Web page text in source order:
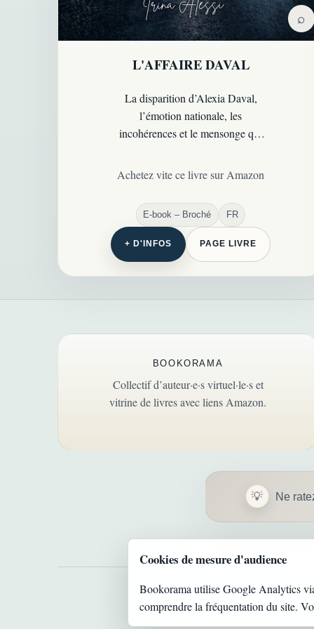
⌕
L'AFFAIRE DAVAL
La disparition d’Alexia Daval,
l’émotion nationale, les
incohérences et le mensonge qui
médiatique en dossier criminel
Achetez vite ce livre sur Amazon
E-book – Broché FR
+ D'INFOS PAGE LIVRE
Cookies de mesure d'audience
Bookorama utilise Google Analytics
comprendre la fréquentation du site.
BOOKORAMA
Collectif d’auteur·e·s virtuel·le·s et
vitrine de livres avec liens Amazon.
Ne